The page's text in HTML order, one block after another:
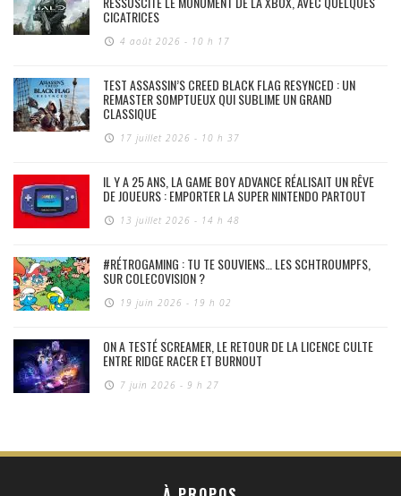
CICATRICES
4 août 2026 - 10 h 17
TEST ASSASSIN’S CREED BLACK FLAG RESYNCED : UN
REMASTER SOMPTUEUX QUI SUBLIME UN GRAND
CLASSIQUE
17 juillet 2026 - 10 h 37
IL Y A 25 ANS, LA GAME BOY ADVANCE RÉALISAIT UN RÊVE
DE JOUEURS : EMPORTER LA SUPER NINTENDO PARTOUT
13 juillet 2026 - 14 h 48
#RÉTROGAMING : TU TE SOUVIENS… LES SCHTROUMPFS,
SUR COLECOVISION ?
19 juin 2026 - 19 h 02
ON A TESTÉ SCREAMER, LE RETOUR DE LA LICENCE CULTE
ENTRE RIDGE RACER ET BURNOUT
7 juin 2026 - 9 h 27